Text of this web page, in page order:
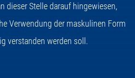
dieser Stelle darauf hingewiesen,
Verwendung der maskulinen Form
verstanden werden soll.